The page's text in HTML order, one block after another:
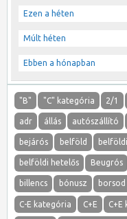
Ezen a héten
Múlt héten
Ebben a hónapban
"B" "C" kategória 2/1
adr állás autószállító
bejárós belföld belföldi
belföldi hetelős Beugrós
billencs bónusz
C-E kategória C+E